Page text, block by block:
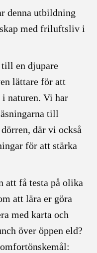
denna utbildning
med friluftsliv i
en djupare
lättare för att
i naturen. Vi har
till
där vi också
för att stärka
att få testa på olika
att lära er göra
med karta och
över öppen eld?